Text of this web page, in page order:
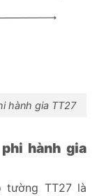
hành gia TT27
hành gia
tường TT27 là